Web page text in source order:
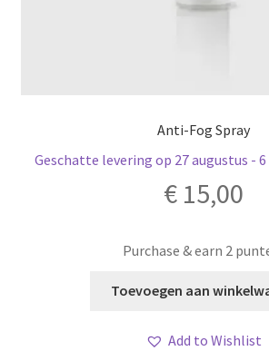
Anti-Fog Spray
Geschatte levering op 27 augustus -
€15,00
Purchase & earn 2
Toevoegen aan
Add to Wishlist